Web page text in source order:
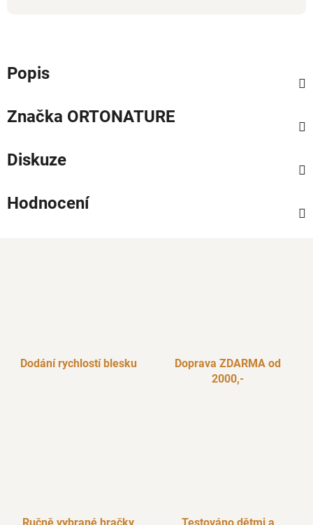
Popis
Značka ORTONATURE
Diskuze
Hodnocení
Dodání rychlostí blesku
Doprava ZDARMA od
2000,-